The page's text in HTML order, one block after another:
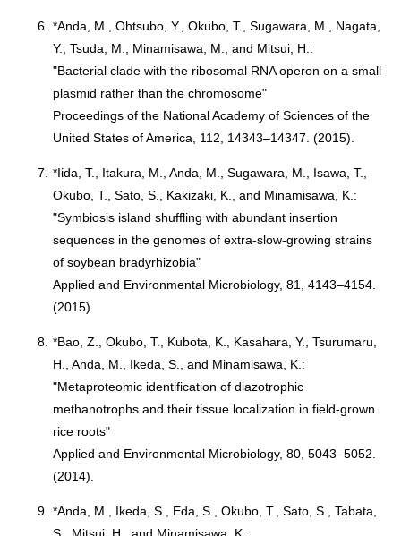
6. *Anda, M., Ohtsubo, Y., Okubo, T., Sugawara, M., Nagata,
Y., Tsuda, M., Minamisawa, M., and Mitsui, H.:
"Bacterial clade with the ribosomal RNA operon on a small
plasmid rather than the chromosome"
Proceedings of the National Academy of Sciences of the
United States of America, 112, 14343–14347. (2015).
7.
*Iida, T., Itakura, M., Anda, M., Sugawara, M., Isawa, T.,
Okubo, T., Sato, S., Kakizaki, K., and Minamisawa, K.:
"Symbiosis island shuffling with abundant insertion
sequences in the genomes of extra-slow-growing strains
of soybean bradyrhizobia"
Applied and Environmental Microbiology, 81, 4143–4154.
(2015).
8. *Bao, Z., Okubo, T., Kubota, K., Kasahara, Y., Tsurumaru,
H., Anda, M., Ikeda, S., and Minamisawa, K.:
"Metaproteomic identification of diazotrophic
methanotrophs and their tissue localization in field-grown
rice roots"
Applied and Environmental Microbiology, 80, 5043–5052.
(2014).
9. *Anda, M., Ikeda, S., Eda, S., Okubo, T., Sato, S., Tabata,